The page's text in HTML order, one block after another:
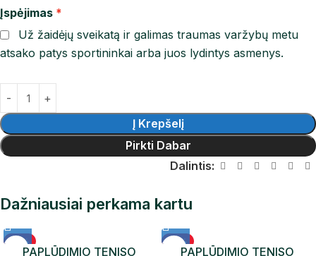
Įspėjimas
Už žaidėjų sveikatą ir galimas traumas varžybų metu
atsako patys sportininkai arba juos lydintys asmenys.
Į Krepšelį
Pirkti Dabar
Dalintis:
Dažniausiai perkama kartu
-12%
PAPLŪDIMIO TENISO
-12%
PAPLŪDIMIO TENISO